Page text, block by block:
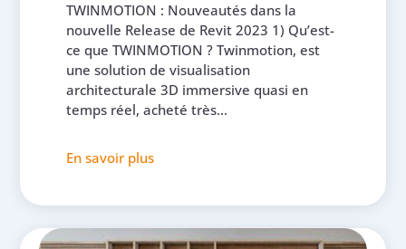
TWINMOTION : Nouveautés dans la
nouvelle Release de Revit 2023 1) Qu’est-
ce que TWINMOTION ? Twinmotion, est
une solution de visualisation
architecturale 3D immersive quasi en
temps réel, acheté très...
En savoir plus